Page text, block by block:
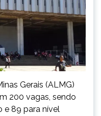
Gerais (ALMG)
200 vagas, sendo
e 89 para nível